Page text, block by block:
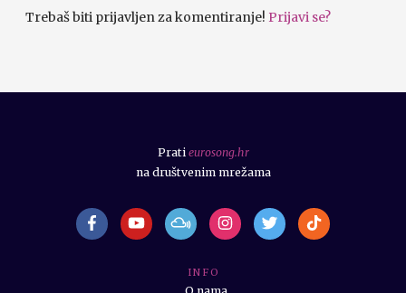
Trebaš biti prijavljen za komentiranje! Prijavi se?
I N F O
Prati eurosong.hr
na društvenim mrežama